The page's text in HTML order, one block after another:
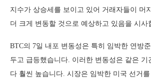
지수가 상승세를 보이고 있어 거래자들이 머
더 크게 변동할 것으로 예상하고 있음을 시사
BTC의 7일 내포 변동성은 특히 임박한 연방
두고 급등했습니다. 이러한 변동성은 같은 기
다 훨씬 높습니다. 시장은 임박한 미국 선거